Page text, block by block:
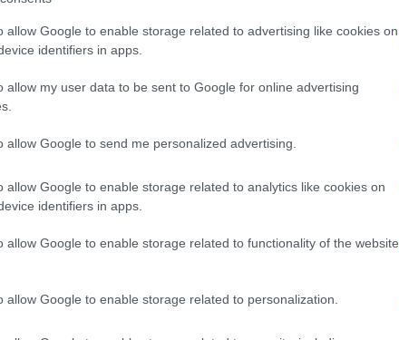
allow Google to enable storage related to advertising like cookies on
identifiers in apps.
allow my user data to be sent to Google for online advertising
allow Google to send me personalized advertising.
allow Google to enable storage related to analytics like cookies on
identifiers in apps.
allow Google to enable storage related to functionality of the website
allow Google to enable storage related to personalization.
nera Kamala? Secondo i sostenitori
Lives matterse tra i teorici della
il padre giamaicano. Pedigree nero
generale e poi da senatrice della
alla vita della comunità black, a
le primarie, dove era uno dei
di avere a suo tempo comminato
della figlia di immigrati lascia il tempo
arrivati in California attraversando la
di economia a Stanford, una delle
ricercatrice di studi sul cancro presso